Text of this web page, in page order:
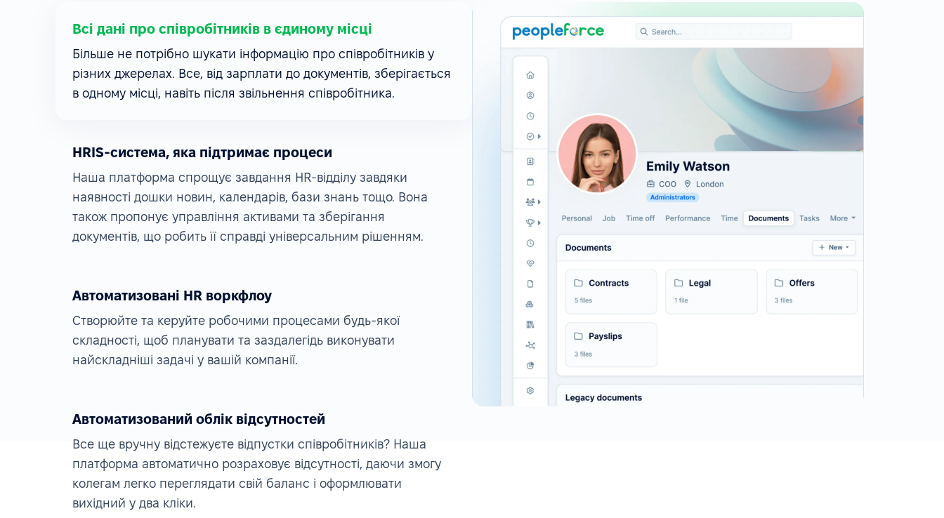
Всі дані про співробітників в єдиному місці
Більше не потрібно шукати інформацію про співробітників у
різних джерелах. Все, від зарплати до документів, зберігається
в одному місці, навіть після звільнення співробітника.
HRIS-система, яка підтримає процеси
Наша платформа спрощує завдання HR-відділу завдяки
наявності дошки новин, календарів, бази знань тощо. Вона
також пропонує управління активами та зберігання
документів, що робить її справді універсальним рішенням.
Автоматизовані HR воркфлоу
Створюйте та керуйте робочими процесами будь-якої
складності, щоб планувати та заздалегідь виконувати
найскладніші задачі у вашій компанії.
Автоматизований облік відсутностей
Все ще вручну відстежуєте відпустки співробітників? Наша
платформа автоматично розраховує відсутності, даючи змогу
колегам легко переглядати свій баланс і оформлювати
вихідний у два кліки.